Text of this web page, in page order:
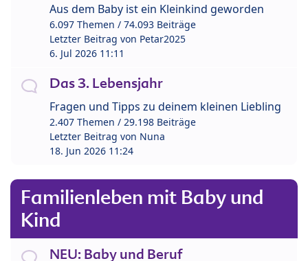
Aus dem Baby ist ein Kleinkind geworden
6.097 Themen / 74.093 Beiträge
Letzter Beitrag von Petar2025
6. Jul 2026 11:11
Das 3. Lebensjahr
Fragen und Tipps zu deinem kleinen Liebling
2.407 Themen / 29.198 Beiträge
Letzter Beitrag von Nuna
18. Jun 2026 11:24
Familienleben mit Baby und
Kind
NEU: Baby und Beruf